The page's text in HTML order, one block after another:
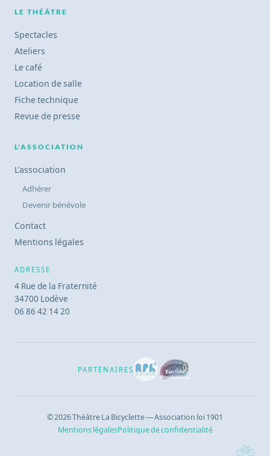
LE THÉÂTRE
Spectacles
Ateliers
Le café
Location de salle
Fiche technique
Revue de presse
L'ASSOCIATION
L'association
Adhérer
Devenir bénévole
Contact
Mentions légales
ADRESSE
4 Rue de la Fraternité
34700 Lodève
06 86 42 14 20
PARTENAIRES
© 2026 Théâtre La Bicyclette — Association loi 1901
Mentions légalesPolitique de confidentialité
🚲